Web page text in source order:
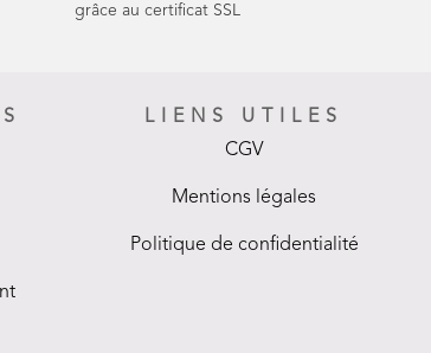
grâce au certificat SSL
LIENS UTILES
CGV
Mentions légales
Politique de confidentialité